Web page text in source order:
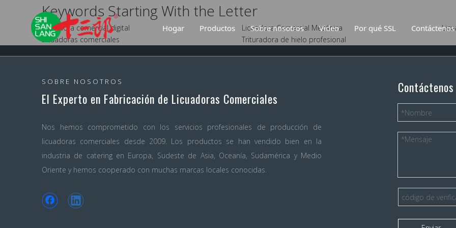
Hogar Productos Sobre nosotros Video Por qué SSL Contáctenos
Keywords Starting With the Letter
Licuadora comercial digital Licuadora Comercial Mecánica
Licuadoras comerciales
Trituradora de hielo profesional
SOBRE NOSOTROS
El Experto en Fabricación de Licuadoras Comerciales
Nos hemos comprometido con los servicios profesionales de producción de
licuadoras comerciales desde 2009. Los productos se han vendido bien en la
industria de catering en Europa, Sudeste de Asia, Oceanía, Sudamérica y Medio
Oriente y hemos cooperado con muchas marcas locales conocidas.
Contáctenos